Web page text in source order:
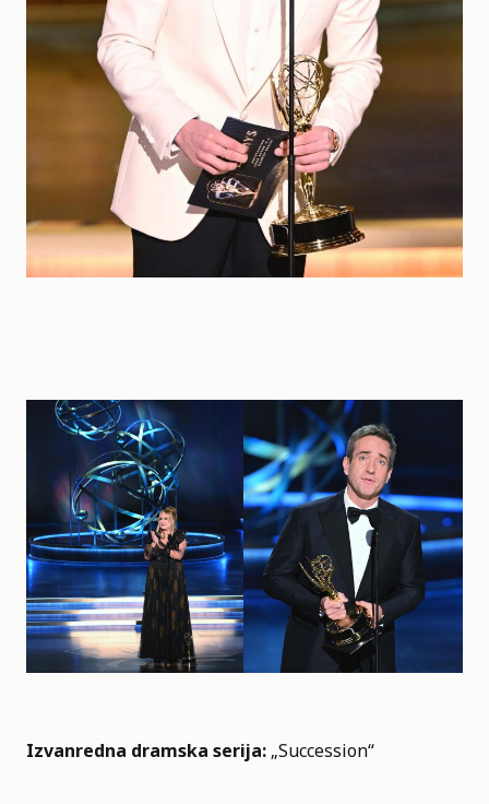
Izvanredna dramska serija: „Succession“